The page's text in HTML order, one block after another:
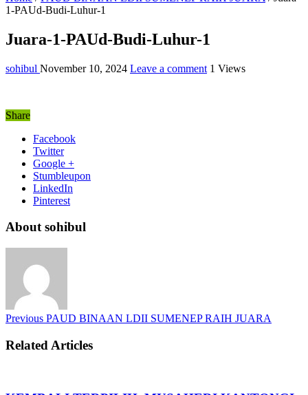
1-PAUd-Budi-Luhur-1
Juara-1-PAUd-Budi-Luhur-1
sohibul November 10, 2024 Leave a comment 1 Views
Share
Facebook
Twitter
Google +
Stumbleupon
LinkedIn
Pinterest
About sohibul
Previous PAUD BINAAN LDII SUMENEP RAIH JUARA
Related Articles